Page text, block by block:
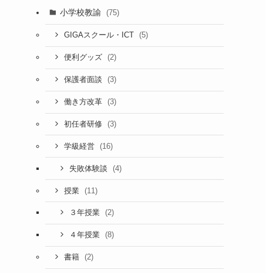
小学校教諭 (75)
GIGAスクール・ICT (5)
便利グッズ (2)
保護者面談 (3)
働き方改革 (3)
初任者研修 (3)
学級経営 (16)
失敗体験談 (4)
授業 (11)
３年授業 (2)
４年授業 (8)
書籍 (2)